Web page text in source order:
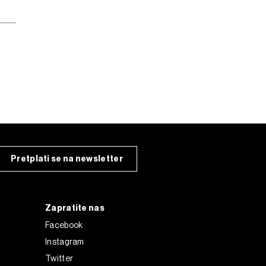
Pretplati se na newsletter
Zapratite nas
Facebook
Instagram
Twitter